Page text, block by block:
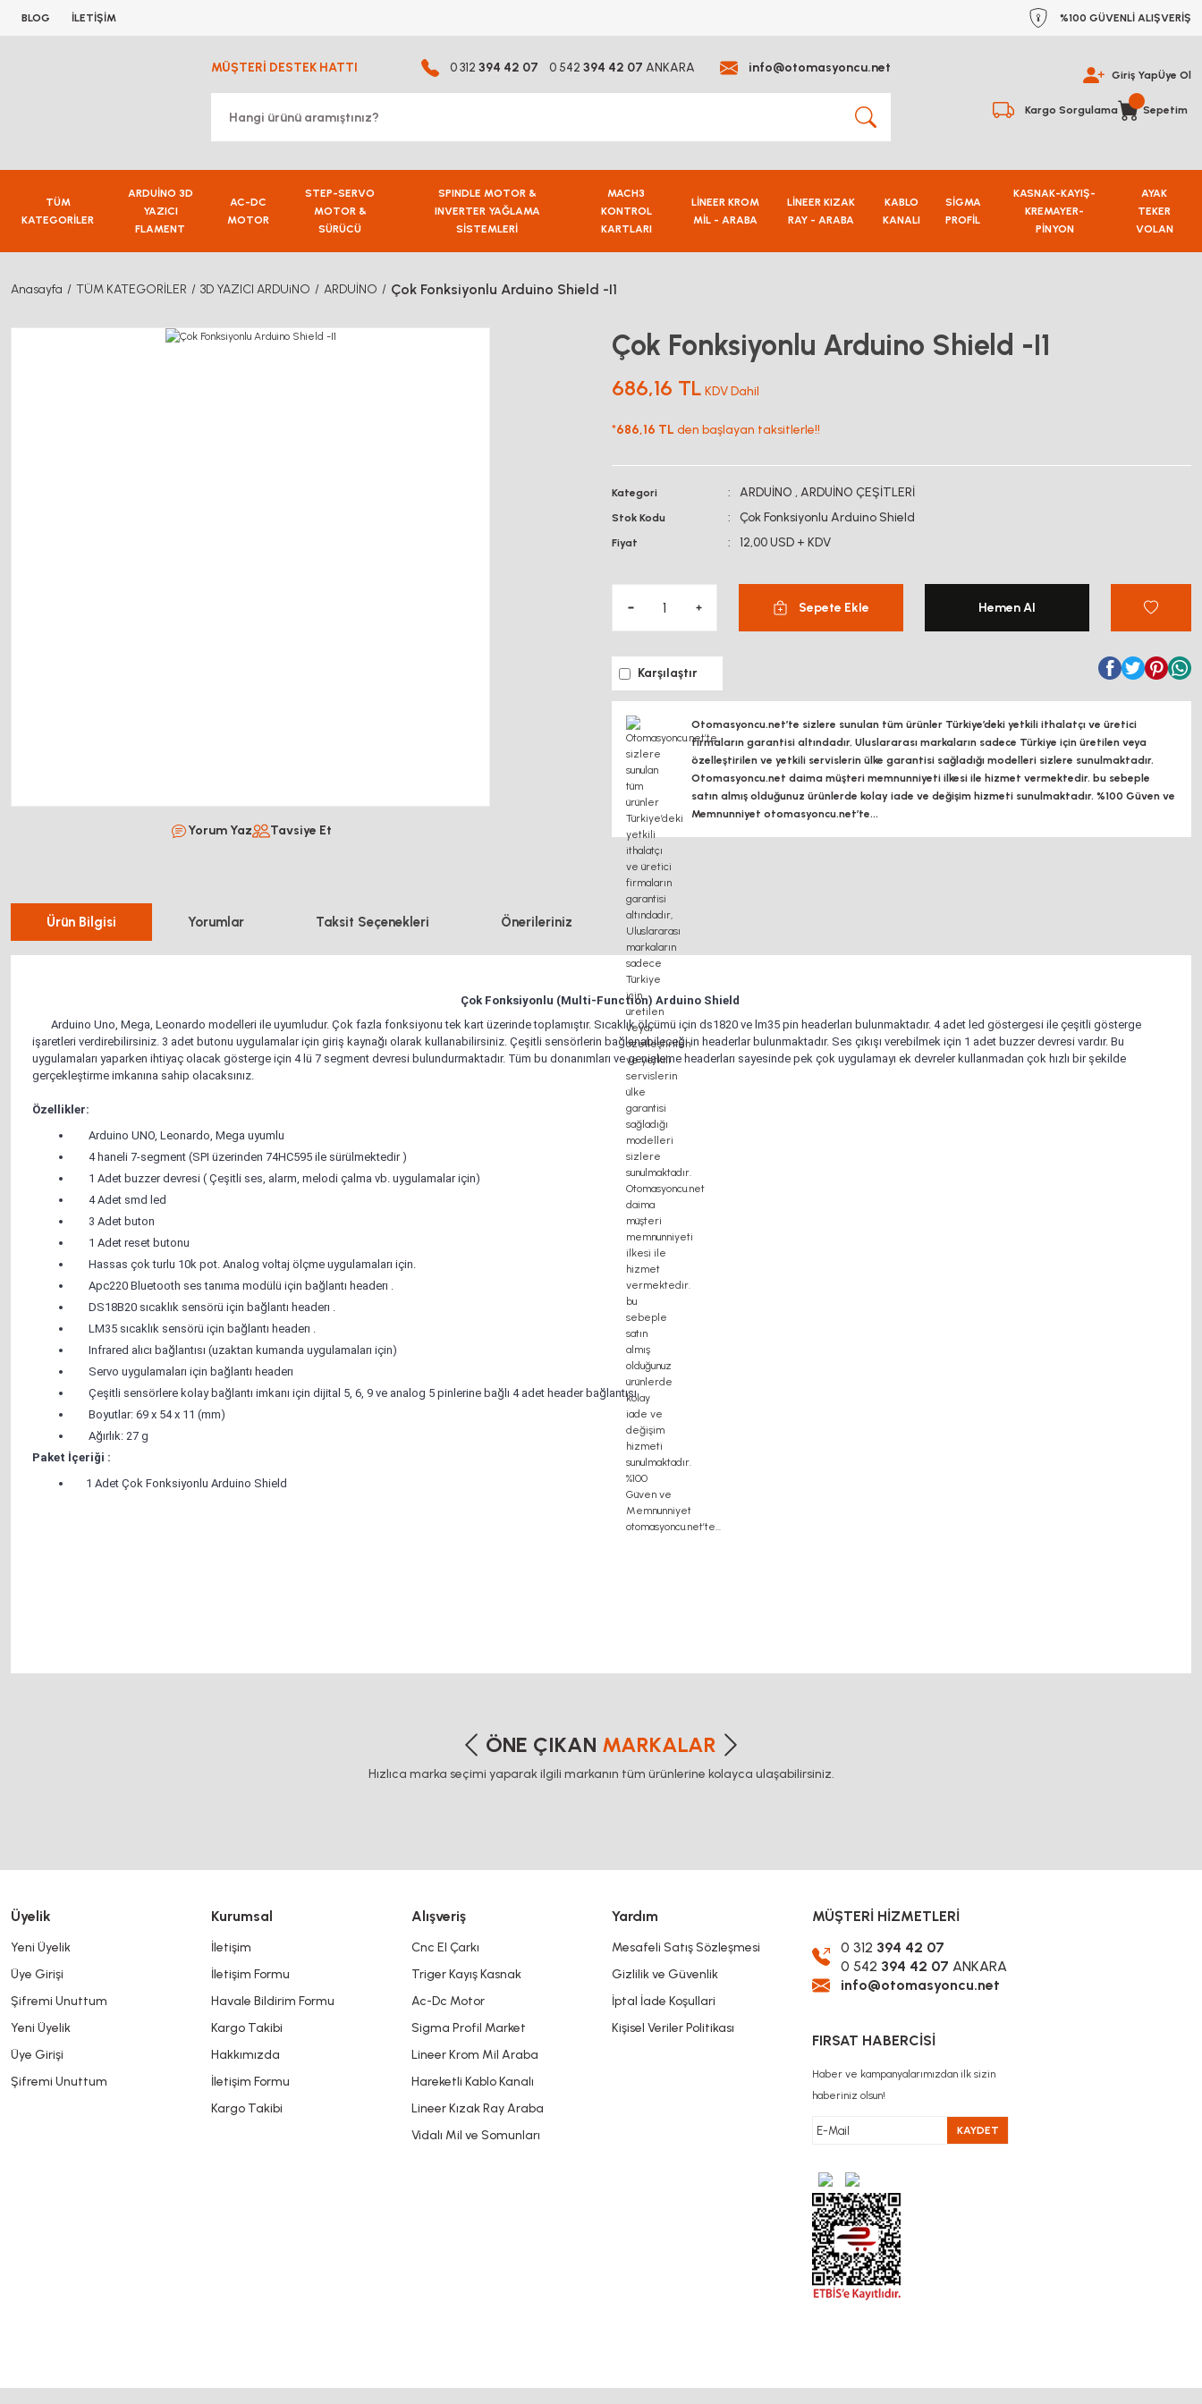
BLOG İLETİŞİM %100 GÜVENLİ ALIŞVERİŞ
MÜŞTERİ DESTEK HATTI 0 312 394 42 07 0 542 394 42 07 ANKARA info@otomasyoncu.net Giriş YapÜye Ol
Kargo Sorgulama Sepetim
TÜM
KATEGORİLER
ARDUİNO 3D
YAZICI
FLAMENT
AC-DC
MOTOR
STEP-SERVO
MOTOR &
SÜRÜCÜ
SPINDLE MOTOR &
INVERTER YAĞLAMA
SİSTEMLERİ
MACH3
KONTROL
KARTLARI
LİNEER KROM
MİL - ARABA
LİNEER KIZAK
RAY - ARABA
KABLO
KANALI
SİGMA
PROFİL
KASNAK-KAYIŞ-
KREMAYER-
PİNYON
AYAK
TEKER
VOLAN
Anasayfa TÜM KATEGORİLER 3D YAZICI ARDUiNO ARDUİNO Çok Fonksiyonlu Arduino Shield -I1
Yorum Yaz Tavsiye Et
Çok Fonksiyonlu Arduino Shield -I1
686,16 TL KDV Dahil
*686,16 TL den başlayan taksitlerle!!
Kategori ARDUİNO , ARDUİNO ÇEŞİTLERİ
Stok Kodu Çok Fonksiyonlu Arduino Shield
Fiyat 12,00 USD + KDV
Sepete Ekle Hemen Al
Karşılaştır
Otomasyoncu.net’te sizlere sunulan tüm ürünler Türkiye’deki yetkili ithalatçı ve üretici
firmaların garantisi altındadır, Uluslararası markaların sadece Türkiye için üretilen veya
özelleştirilen ve yetkili servislerin ülke garantisi sağladığı modelleri sizlere sunulmaktadır.
Otomasyoncu.net daima müşteri memnunniyeti ilkesi ile hizmet vermektedir. bu sebeple
satın almış olduğunuz ürünlerde kolay iade ve değişim hizmeti sunulmaktadır. %100 Güven ve
Memnunniyet otomasyoncu.net’te...
Ürün Bilgisi Yorumlar Taksit Seçenekleri Önerileriniz
Çok Fonksiyonlu (Multi-Function) Arduino Shield
Arduino Uno, Mega, Leonardo modelleri ile uyumludur. Çok fazla fonksiyonu tek kart üzerinde toplamıştır. Sıcaklık ölçümü için ds1820 ve lm35 pin headerları bulunmaktadır. 4 adet led göstergesi ile çeşitli gösterge
işaretleri verdirebilirsiniz. 3 adet butonu uygulamalar için giriş kaynağı olarak kullanabilirsiniz. Çeşitli sensörlerin bağlanabileceği in headerlar bulunmaktadır. Ses çıkışı verebilmek için 1 adet buzzer devresi vardır. Bu
uygulamaları yaparken ihtiyaç olacak gösterge için 4 lü 7 segment devresi bulundurmaktadır. Tüm bu donanımları ve genişleme headerları sayesinde pek çok uygulamayı ek devreler kullanmadan çok hızlı bir şekilde
gerçekleştirme imkanına sahip olacaksınız.
Özellikler:
Arduino UNO, Leonardo, Mega uyumlu
4 haneli 7-segment (SPI üzerinden 74HC595 ile sürülmektedir )
1 Adet buzzer devresi ( Çeşitli ses, alarm, melodi çalma vb. uygulamalar için)
4 Adet smd led
3 Adet buton
1 Adet reset butonu
Hassas çok turlu 10k pot. Analog voltaj ölçme uygulamaları için.
Apc220 Bluetooth ses tanıma modülü için bağlantı headerı .
DS18B20 sıcaklık sensörü için bağlantı headerı .
LM35 sıcaklık sensörü için bağlantı headerı .
Infrared alıcı bağlantısı (uzaktan kumanda uygulamaları için)
Servo uygulamaları için bağlantı headerı
Çeşitli sensörlere kolay bağlantı imkanı için dijital 5, 6, 9 ve analog 5 pinlerine bağlı 4 adet header bağlantısı
Boyutlar: 69 x 54 x 11 (mm)
Ağırlık: 27 g
Paket İçeriği :
1 Adet Çok Fonksiyonlu Arduino Shield
ÖNE ÇIKAN MARKALAR
Hızlıca marka seçimi yaparak ilgili markanın tüm ürünlerine kolayca ulaşabilirsiniz.
Üyelik
Yeni Üyelik
Üye Girişi
Şifremi Unuttum
Yeni Üyelik
Üye Girişi
Şifremi Unuttum
Kurumsal
İletişim
İletişim Formu
Havale Bildirim Formu
Kargo Takibi
Hakkımızda
İletişim Formu
Kargo Takibi
Alışveriş
Cnc El Çarkı
Triger Kayış Kasnak
Ac-Dc Motor
Sigma Profil Market
Lineer Krom Mil Araba
Hareketli Kablo Kanalı
Lineer Kızak Ray Araba
Vidalı Mil ve Somunları
Yardım
Mesafeli Satış Sözleşmesi
Gizlilik ve Güvenlik
İptal İade Koşullari
Kişisel Veriler Politikası
MÜŞTERİ HİZMETLERİ
0 312 394 42 07
0 542 394 42 07 ANKARA
info@otomasyoncu.net
FIRSAT HABERCİSİ
Haber ve kampanyalarımızdan ilk sizin
haberiniz olsun!
KAYDET